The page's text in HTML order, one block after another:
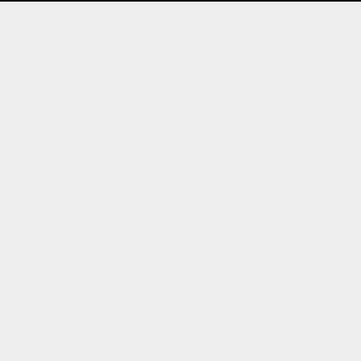
ההדחה